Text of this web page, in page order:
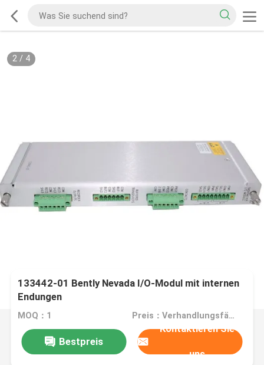
2/ 4
133442-01 Bently Nevada I/O-Modul mit internen
Endungen
MOQ：1 Preis：Verhandlungsfähig
Bestpreis
Kontaktieren Sie
uns